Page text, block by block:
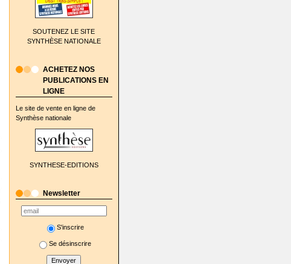
SOUTENEZ LE SITE
SYNTHÈSE NATIONALE
ACHETEZ NOS
PUBLICATIONS EN
LIGNE
Le site de vente en ligne de
Synthèse nationale
SYNTHESE-EDITIONS
Newsletter
S'inscrire
Se désinscrire